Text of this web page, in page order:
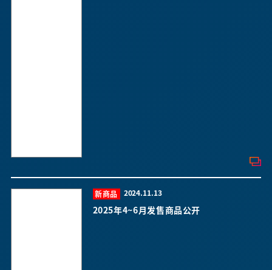
新商品 2024.11.13
2025年4~6月发售商品公开